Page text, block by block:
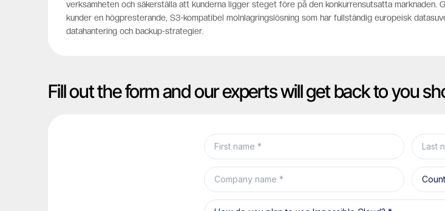
verksamheten och säkerställa att kunderna ligger steget före på den konkurrensutsatta
kunder en högpresterande, S3-kompatibel molnlagringslösning som har fullständig europeisk
datahantering och backup-strategier.
Fill out the form and our experts will get back to you